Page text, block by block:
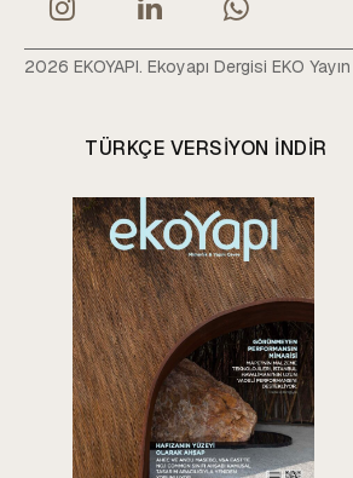
2026 EKOYAPI. Ekoyapı Dergisi EKO
TÜRKÇE VERSIYON INDIR